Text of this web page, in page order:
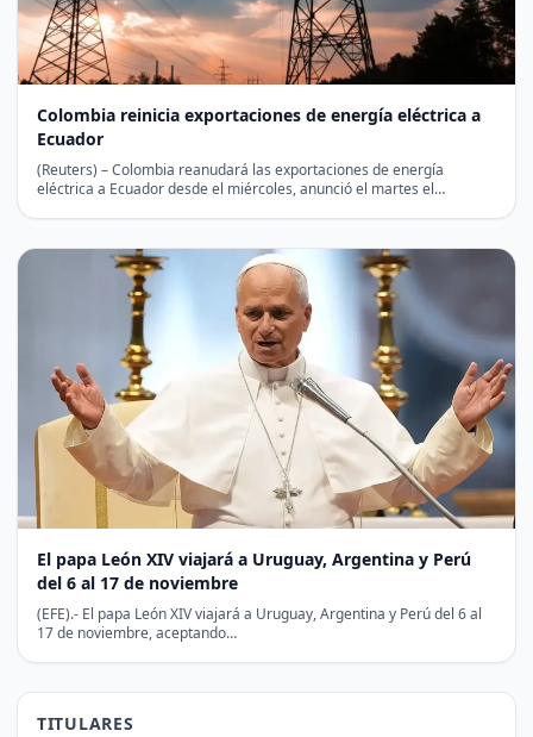
Colombia reinicia exportaciones de energía eléctrica a
Ecuador
(Reuters) – Colombia reanudará las exportaciones de energía
eléctrica a Ecuador desde el miércoles, anunció el martes el…
El papa León XIV viajará a Uruguay, Argentina y Perú
del 6 al 17 de noviembre
(EFE).- El papa León XIV viajará a Uruguay, Argentina y Perú del 6 al
17 de noviembre, aceptando…
TITULARES